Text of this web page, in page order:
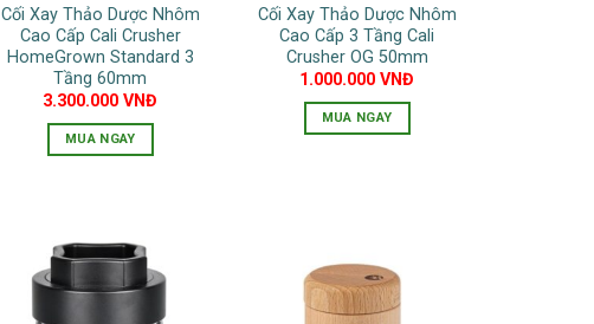
thể
được
chọn
trên
trang
sản
Cối Xay Thảo Dược Nhôm
Cao Cấp Cali Crusher
HomeGrown Standard 3
Tầng 60mm
3.300.000VNĐ
MUA NGAY
Cối Xay Thảo Dược Nhôm
Cao Cấp 3 Tầng Cali
Crusher OG 50mm
1.000.000VNĐ
MUA NGAY